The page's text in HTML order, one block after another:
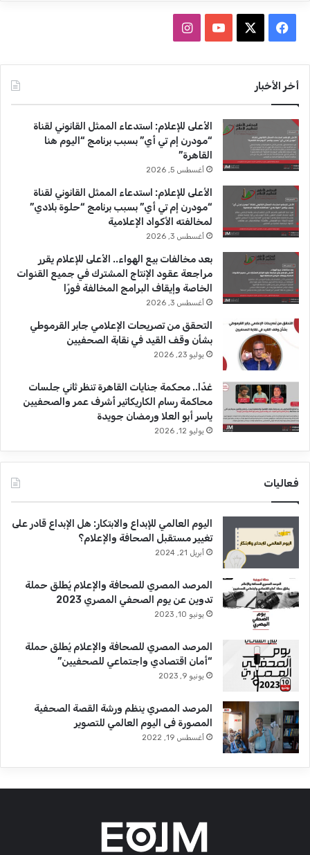
س
و
ك
T
u
b
e
ق
ا
م
أخر الأخبار
الأعلى للإعلام: استدعاء الممثل القانوني لقناة
“مودرن إم تي أي” بسبب برنامج “اليوم هنا
القاهرة”
أغسطس 5, 2026
الأعلى للإعلام: استدعاء الممثل القانوني لقناة
“مودرن إم تي أي” بسبب برنامج “حلوة بلادي”
لمخالفته الأكواد الإعلامية
أغسطس 3, 2026
بعد مخالفات بيع الهواء.. الأعلى للإعلام يقرر
مراجعة عقود الإنتاج المشترك في جميع القنوات
الخاصة وإيقاف البرامج المخالفة فورًا
أغسطس 3, 2026
التحقق من تصريحات الإعلامي جابر القرموطي
بشأن وقف القيد في نقابة الصحفيين
يوليو 23, 2026
غدًا.. محكمة جنايات القاهرة تنظر ثاني جلسات
محاكمة رسام الكاريكاتير أشرف عمر والصحفيين
ياسر أبو العلا ورمضان جويدة
يوليو 12, 2026
فعاليات
اليوم العالمي للإبداع والابتكار: هل الإبداع قادر على
تغيير مستقبل الصحافة والإعلام؟
أبريل 21, 2024
المرصد المصري للصحافة والإعلام يُطلق حملة
تدوين عن يوم الصحفي المصري 2023
يونيو 10, 2023
المرصد المصري للصحافة والإعلام يُطلق حملة
“أمان اقتصادي واجتماعي للصحفيين”
يونيو 9, 2023
المرصد المصري ينظم ورشة القصة الصحفية
المصورة فى اليوم العالمي للتصوير
أغسطس 19, 2022